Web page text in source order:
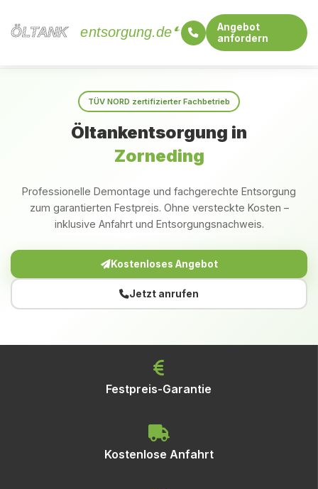
ÖLTANK
ÖLTANK entsorgung.de
Angebot
anfordern
TÜV NORD zertifizierter Fachbetrieb
Öltankentsorgung in
Zorneding
Professionelle Demontage und fachgerechte Entsorgung
zum garantierten Festpreis. Ohne versteckte Kosten –
inklusive Anfahrt und Entsorgungsnachweis.
Kostenloses Angebot
Jetzt anrufen
Festpreis-Garantie
Kostenlose Anfahrt